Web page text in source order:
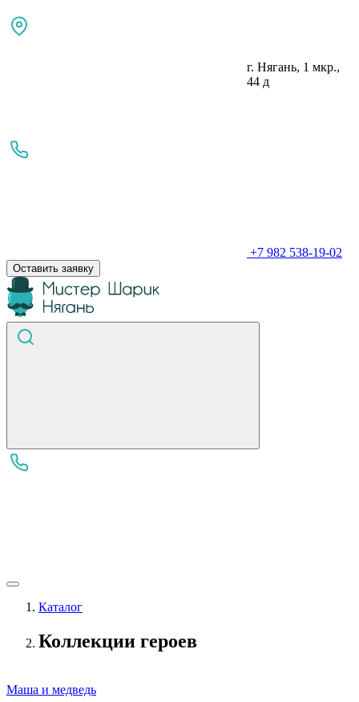
г. Нягань, 1 мкр.,
44 д
+7 982 538-19-02
Оставить заявку
Каталог
Коллекции героев
Маша и медведь